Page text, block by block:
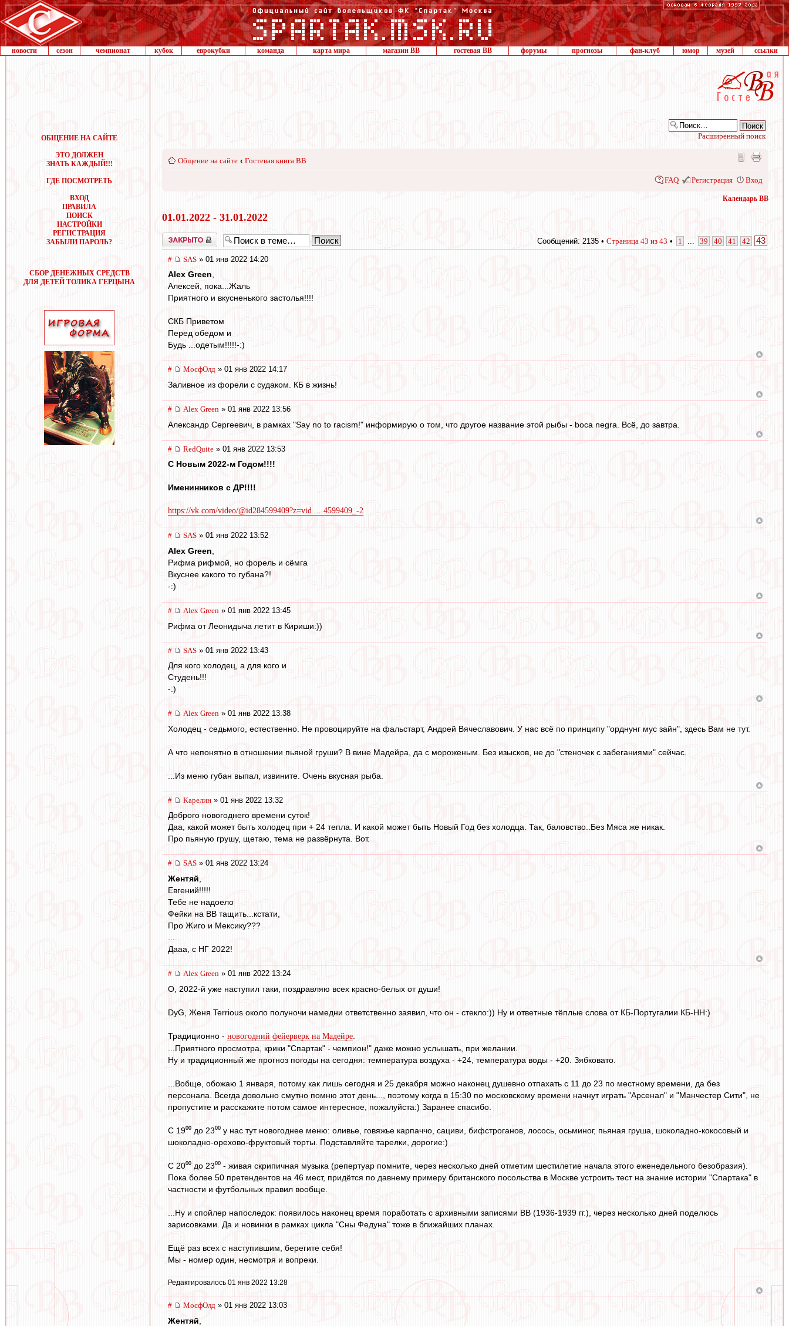
новости сезон чемпионат кубок еврокубки команда карта мира магазин ВВ гостевая ВВ форумы прогнозы фан-клуб юмор музей ссылки
ОБЩЕНИЕ НА САЙТЕ
ЭТО ДОЛЖЕН
ЗНАТЬ КАЖДЫЙ!!!
ГДЕ ПОСМОТРЕТЬ
ВХОД
ПРАВИЛА
ПОИСК
НАСТРОЙКИ
РЕГИСТРАЦИЯ
ЗАБЫЛИ ПАРОЛЬ?
СБОР ДЕНЕЖНЫХ СРЕДСТВ
ДЛЯ ДЕТЕЙ ТОЛИКА ГЕРЦЫНА
Расширенный поиск
Общение на сайте ‹ Гостевая книга ВВ
FAQ Регистрация Вход
Календарь ВВ
01.01.2022 - 31.01.2022
Закрыто Сообщений: 2135 • Страница 43 из 43 • 1 39 40 41 42 43
# SAS » 01 янв 2022 14:20
Alex Green,
Алексей, пока...Жаль
Приятного и вкусненького застолья!!!!
СКБ Приветом
Перед обедом и
Будь ...одетым!!!!!-:)
# МосфОлд » 01 янв 2022 14:17
Заливное из форели с судаком. КБ в жизнь!
# Alex Green » 01 янв 2022 13:56
Александр Сергеевич, в рамках "Say no to racism!" информирую о том, что другое название этой рыбы - boca negra. Всё, до завтра.
# RedQuite » 01 янв 2022 13:53
С Новым 2022-м Годом!!!!
Именинников с ДР!!!!
https://vk.com/video/@id284599409?z=vid ... 4599409_-2
# SAS » 01 янв 2022 13:52
Alex Green
Рифма рифмой, но форель и сёмга
Вкуснее какого то губана?!
-:)
# Alex Green » 01 янв 2022 13:45
Рифма от Леонидыча летит в Кириши:))
# SAS » 01 янв 2022 13:43
Для кого холодец, а для кого и
Студень!!!
-:)
# Alex Green » 01 янв 2022 13:38
Холодец - седьмого, естественно. Не провоцируйте на фальстарт, Андрей Вячеславович. У нас всё по принципу "орднунг мус зайн", здесь Вам не тут.
А что непонятно в отношении пьяной груши? В вине Мадейра, да с мороженым. Без изысков, не до "стеночек с забеганиями" сейчас.
...Из меню губан выпал, извините. Очень вкусная рыба.
# Карелин » 01 янв 2022 13:32
Доброго новогоднего времени суток!
Даа, какой может быть холодец при + 24 тепла. И какой может быть Новый Год без холодца. Так, баловство..Без Мяса же никак.
Про пьяную грушу, щетаю, тема не развёрнута. Вот.
# SAS » 01 янв 2022 13:24
Жентяй
Евгений!!!!!
Тебе не надоело
Фейки на ВВ тащить...кстати,
Про Жиго и Мексику???
Дааа, с НГ 2022!
# Alex Green » 01 янв 2022 13:24
О, 2022-й уже наступил таки, поздравляю всех красно-белых от души!
DyG, Женя Terrious около полуночи намедни ответственно заявил, что он - стекло:)) Ну и ответные тёплые слова от КБ-Португалии КБ-НН:)
Традиционно - новогодний фейерверк на Мадейре
...Приятного просмотра, крики "Спартак" - чемпион!" даже можно услышать, при желании.
Ну и традиционный же прогноз погоды на сегодня: температура воздуха - +24, температура воды - +20. Зябковато.
...Вобще, обожаю 1 января, потому как лишь сегодня и 25 декабря можно наконец душевно отпахать с 11 до 23 по местному времени, да без
персонала. Всегда довольно смутно помню этот день..., поэтому когда в 15:30 по московскому времени начнут играть "Арсенал" и "Манчестер Сити", не
пропустите и расскажите потом самое интересное, пожалуйста:) Заранее спасибо.
С 19⁰⁰ до 23⁰⁰ у нас тут новогоднее меню: оливье, говяжье карпаччо, сациви, бифстроганов, лосось, осьминог, пьяная груша, шоколадно-кокосовый и
шоколадно-орехово-фруктовый торты. Подставляйте тарелки, дорогие:)
С 20⁰⁰ до 23⁰⁰ - живая скрипичная музыка (репертуар помните, через несколько дней отметим шестилетие начала этого еженедельного безобразия).
Пока более 50 претендентов на 46 мест, придётся по давнему примеру британского посольства в Москве устроить тест на знание истории "Спартака" в
частности и футбольных правил вообще.
...Ну и спойлер напоследок: появилось наконец время поработать с архивными записями ВВ (1936-1939 гг.), через несколько дней поделюсь
зарисовками. Да и новинки в рамках цикла "Сны Федуна" тоже в ближайших планах.
Ещё раз всех с наступившим, берегите себя!
Мы - номер один, несмотря и вопреки.
Редактировалось 01 янв 2022 13:28
# МосфОлд » 01 янв 2022 13:03
Жентяй